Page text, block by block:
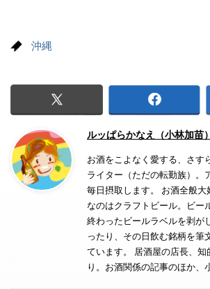
沖縄
ルッぱらかなえ（小林加苗）
お酒をこよなく愛する、さす
ライター（ただの転勤族）。
毎日摂取します。 お酒全般大
なのはクラフトビール。ビー
終わったビールラベルを剥が
ったり、その日飲む銘柄を筆
ています。 居酒屋の店長、知
り。お酒関係の記事のほか、